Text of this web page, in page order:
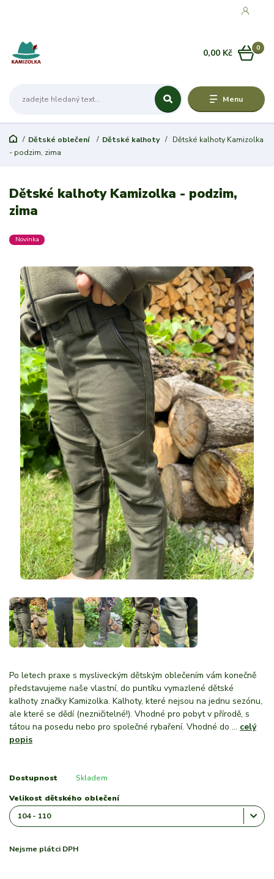
Menu
0
0,00 Kč
Dětské oblečení Dětské kalhoty
Dětské kalhoty Kamizolka
- podzim, zima
Dětské kalhoty Kamizolka - podzim,
zima
Novinka
Po letech praxe s mysliveckým dětským oblečením vám konečně
představujeme naše vlastní, do puntíku vymazlené dětské
kalhoty značky Kamizolka. Kalhoty, které nejsou na jednu sezónu,
ale které se dědí (nezničitelné!). Vhodné pro pobyt v přírodě, s
tátou na posedu nebo pro společné rybaření. Vhodné do ... celý
popis
Dostupnost Skladem
Velikost dětského oblečení
Nejsme plátci DPH